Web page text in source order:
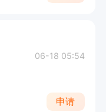
06-18 05:54
申请